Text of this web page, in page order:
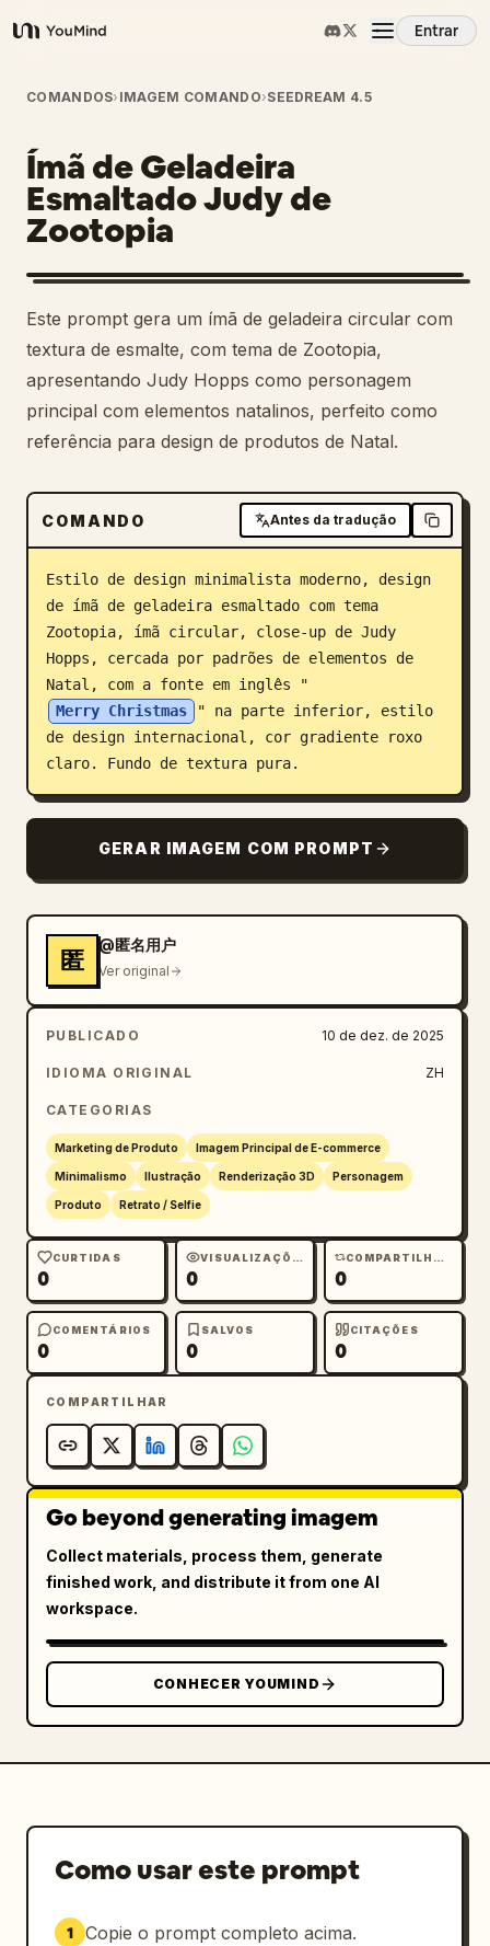
YouMind
Entrar
Visão Geral
Casos de Uso
Habilidades
Prompts
Preços
Baixar
Blog
Atualizações
COMANDOS› IMAGEM COMANDO›SEEDREAM 4.5
Ímã de Geladeira
Esmaltado Judy de
Zootopia
Este prompt gera um ímã de geladeira circular com
textura de esmalte, com tema de Zootopia,
apresentando Judy Hopps como personagem
principal com elementos natalinos, perfeito como
referência para design de produtos de Natal.
COMANDO Antes da tradução
Estilo de design minimalista moderno, design
de ímã de geladeira esmaltado com tema
Zootopia, ímã circular, close-up de Judy
Hopps, cercada por padrões de elementos de
Natal, com a fonte em inglês "
Merry Christmas
" na parte inferior, estilo
de design internacional, cor gradiente roxo
claro. Fundo de textura pura.
GERAR IMAGEM COM PROMPT
匿
@匿名用户
Ver original
PUBLICADO 10 de dez. de 2025
IDIOMA ORIGINAL ZH
CATEGORIAS
Marketing de Produto Imagem Principal de E-commerce
Minimalismo Ilustração Renderização 3D Personagem
Produto Retrato / Selfie
CURTIDAS
0
VISUALIZAÇÕES
0
COMPARTILHAMENTOS
0
COMENTÁRIOS
0
SALVOS
0
CITAÇÕES
0
COMPARTILHAR
Go beyond generating imagem
Collect materials, process them, generate
finished work, and distribute it from one AI
workspace.
CONHECER YOUMIND
Como usar este prompt
1 Copie o prompt completo acima.